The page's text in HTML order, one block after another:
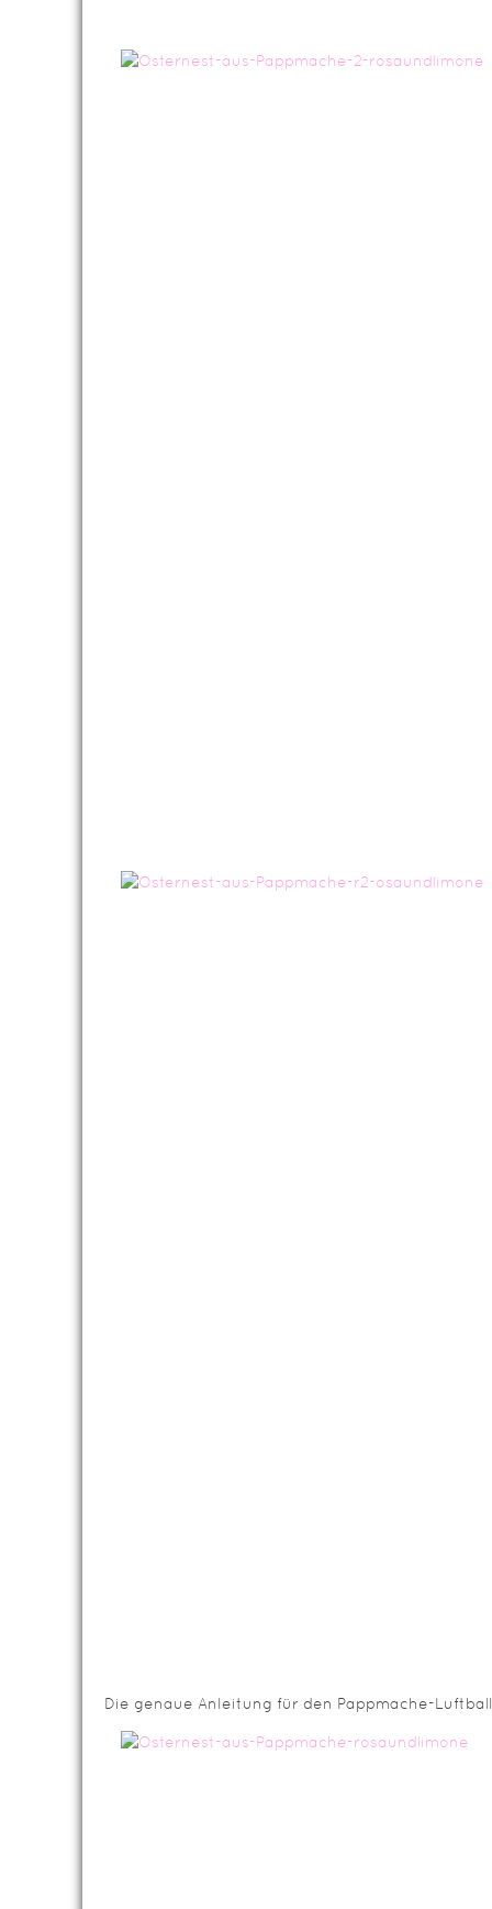
Die genaue Anleitung für den Pappmache-